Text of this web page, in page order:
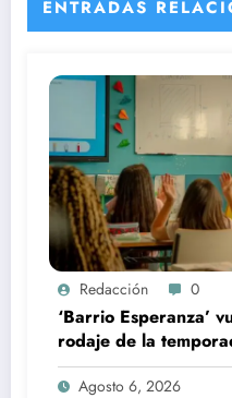
ENTRADAS
Redacción 0
‘Barrio Esperanza’
rodaje de la
incorporación de
Agosto 6, 2026